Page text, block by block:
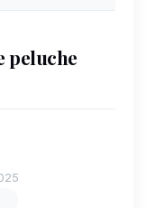
peluche